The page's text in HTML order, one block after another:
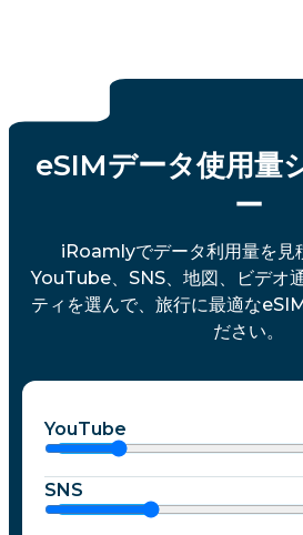
eSIMデータ使用量
ー
iRoamlyでデータ利用量を見
YouTube、SNS、地図、ビデオ
ティを選んで、旅行に最適な
ださい。
YouTube
SNS